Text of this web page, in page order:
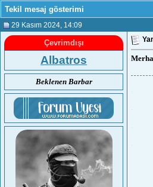
Tekil mesaj gösterimi
29 Kasım 2024 , 14:09
Çevrimdışı
Albatros
Beklenen Barbar
.
.
.
.